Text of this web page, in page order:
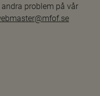
problem på vår